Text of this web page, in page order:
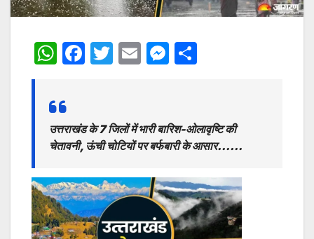
W
at
s
A
p
F
e
b
o
k
T
er
E
l
M
s
e
g
er
e
उत्तराखंड के 7 जिलों में भारी बारिश-ओलावृष्टि की
चेतावनी, ऊंची चोटियों पर बर्फबारी के आसार……